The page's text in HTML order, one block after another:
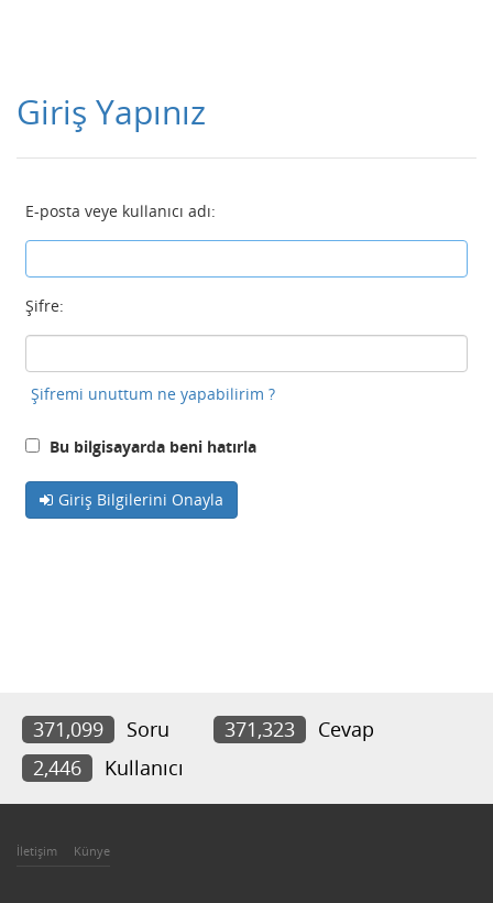
Giriş Yapınız
E-posta veye kullanıcı adı:
Şifre:
Şifremi unuttum ne yapabilirim ?
Bu bilgisayarda beni hatırla
Giriş Bilgilerini Onayla
371,099 Soru 371,323
Cevap
2,446
Kullanıcı
İletişim Künye